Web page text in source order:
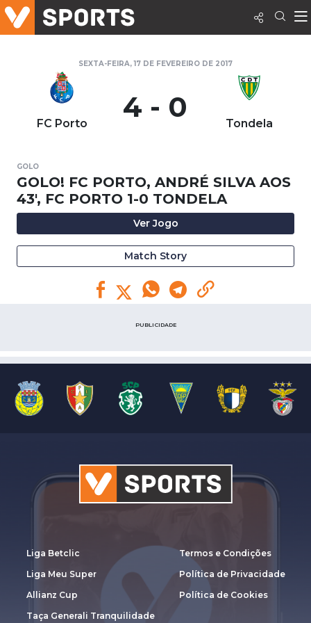
SEXTA-FEIRA, 17 DE FEVEREIRO DE 2017
FC Porto 4 - 0 Tondela
GOLO
GOLO! FC PORTO, ANDRÉ SILVA AOS
43', FC PORTO 1-0 TONDELA
Ver Jogo
Match Story
PUBLICIDADE
Liga Betclic
Liga Meu Super
Allianz Cup
Taça Generali Tranquilidade
Termos e Condições
Política de Privacidade
Política de Cookies